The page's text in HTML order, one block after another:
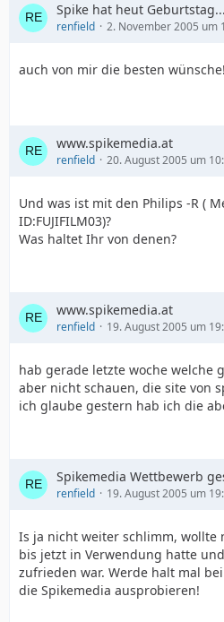
Spike hat heut Geburtstag...
renfield 2. November 2005 um
auch von mir die besten
www.spikemedia.at
renfield 20. August 2005 um
Und was ist mit den Philips -R (
ID:FUJIFILM03)?
Was haltet Ihr von denen?
www.spikemedia.at
renfield 19. August 2005 um
hab gerade letzte woche welche
aber nicht schauen, die site von
ich glaube gestern hab ich die
Spikemedia Wettbewerb
renfield 19. August 2005 um
Is ja nicht weiter schlimm, wollte
bis jetzt in Verwendung hatte
zufrieden war. Werde halt mal
die Spikemedia ausprobieren!